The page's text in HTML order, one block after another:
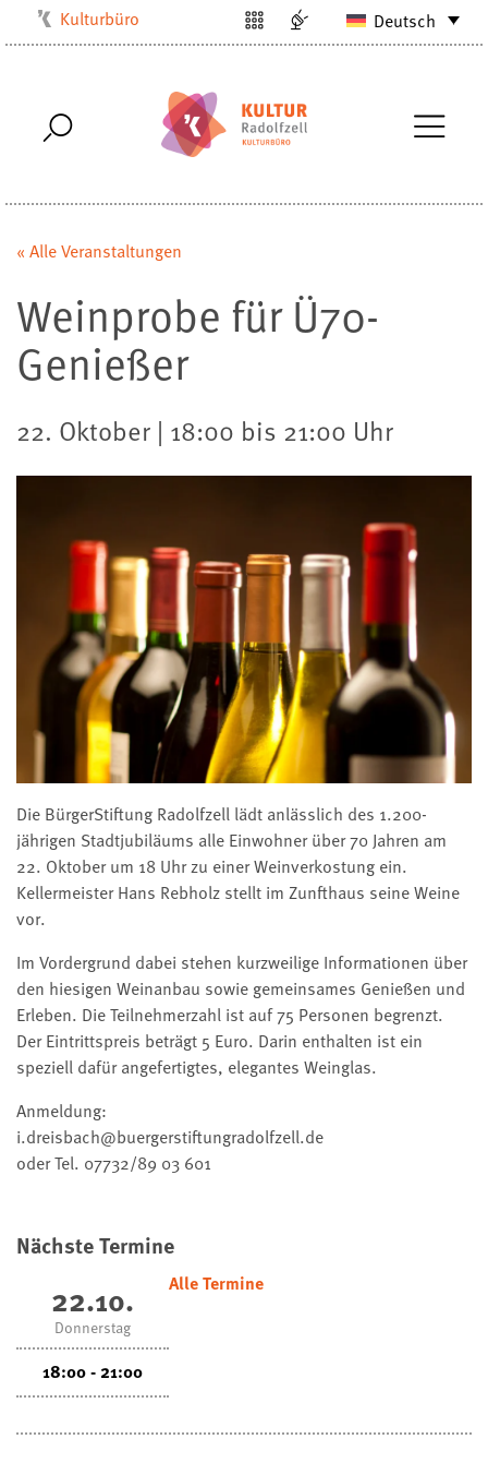
Kulturbüro
Stadtarchiv
Stadtbibliothek
Villa Bosch
Deutsch
« Alle Veranstaltungen
Weinprobe für Ü70-
Genießer
22. Oktober | 18:00 bis 21:00 Uhr
Die BürgerStiftung Radolfzell lädt anlässlich des 1.200-
jährigen Stadtjubiläums alle Einwohner über 70 Jahren am
22. Oktober um 18 Uhr zu einer Weinverkostung ein.
Kellermeister Hans Rebholz stellt im Zunfthaus seine Weine
vor.
Im Vordergrund dabei stehen kurzweilige Informationen über
den hiesigen Weinanbau sowie gemeinsames Genießen und
Erleben. Die Teilnehmerzahl ist auf 75 Personen begrenzt.
Der Eintrittspreis beträgt 5 Euro. Darin enthalten ist ein
speziell dafür angefertigtes, elegantes Weinglas.
Anmeldung:
i.dreisbach@buergerstiftungradolfzell.de
oder Tel. 07732/89 03 601
Nächste Termine
22.10.
Donnerstag
18:00 - 21:00
Alle Termine